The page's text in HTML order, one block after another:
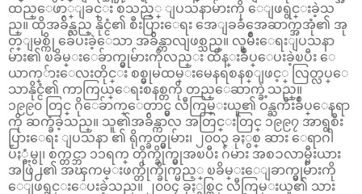
ထည္ေဖာ္ျခင္း စသည့္ ျပသနာမ်ားကို ေျဖရွင္းခဲ့သ
ည္။ ထိုအခ်ိန္သည္ နိုင္ငံ၏ စီးပြားေရး အေျခခံအေဆာက္အအုံ၏ အု
တ္ျမစ္ကို ခ်ေပးခဲ့ေသာ အခ်ိန္ကာလျဖစ္သည္။ လူမ်ိဳးေရးျပသနာ
မ်ား၏ ၿခိမ္းေခ်ာက္မွုမ်ားကိုလည္း ထိန္းခ်ဳပ္ေပးခဲ့ၿပီး ေ
ယာက္်ားေလးတိုင္း စစ္မွုမထမ္းမေနရစနစ္ျဖင့္ လြတ္လပ္ေ
သာနိုင္ငံ၏ ကာကြယ္ေရးစနစ္တကို တည္ေဆာက္ခဲ့သည္။
၁၉၉၀ တြင္ ဂိုေခ်ာက္ေတာင္မွ လီကြမ္းယူ၏ ဝန္ႀကီးခ်ဳပ္ေနရာ
ကို ဆက္ခံခဲ့သည္။ သူ၏အခ်ိန္ကာလ အတြင္းတြင္ ၁၉၉၇ အာရွစီး
ပြားေရး ျပသနာ ၏ ရိုက္ခတ္မွုမ်ား၊ ၂၀၀၃ ခုႏွစ္ ဆား ေရာဂါ
ပ်ံႏွံ့မွု၊ စက္တင္ဘာ ၁၁ရက္ တိုက္ခိုက္မွုအၿပီး ဂ်မား အစၥလာမ္မီးယား
အဖြဲ႕၏ အၾကမ္းဖက္တိုက္ခိုက္မည့္ ၿခိမ္းေျခာက္မွုမ်ားကို
ေျဖရွင္းေပးခဲ့သည္။ ၂၀၀၄ ခုႏွစ္တြင္ လီကြမ္းယူ၏ သား